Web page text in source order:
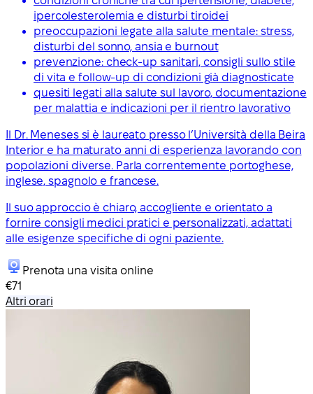
ipercolesterolemia e disturbi tiroidei
preoccupazioni legate alla salute mentale: stress,
disturbi del sonno, ansia e burnout
prevenzione: check-up sanitari, consigli sullo stile
di vita e follow-up di condizioni già diagnosticate
quesiti legati alla salute sul lavoro, documentazione
per malattia e indicazioni per il rientro lavorativo
Il Dr. Meneses si è laureato presso l’Università della Beira
Interior e ha maturato anni di esperienza lavorando con
popolazioni diverse. Parla correntemente portoghese,
inglese, spagnolo e francese.
Il suo approccio è chiaro, accogliente e orientato a
fornire consigli medici pratici e personalizzati, adattati
alle esigenze specifiche di ogni paziente.
Prenota una visita online
€71
Altri orari